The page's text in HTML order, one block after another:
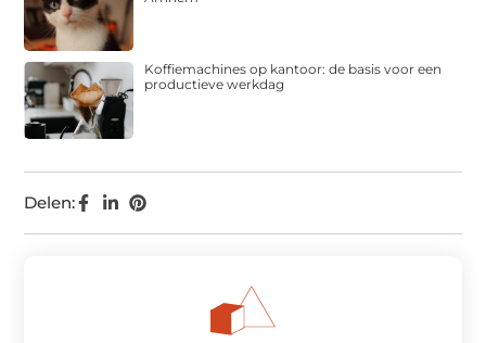
Delen:
Koffiemachines op kantoor: de basis voor een
productieve werkdag